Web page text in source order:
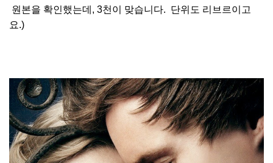
원본을 확인했는데, 3천이 맞습니다. 단위도 리브르이고
요.)